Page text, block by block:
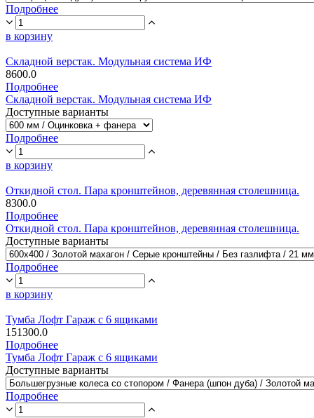
Подробнее
в корзину
Складной верстак. Модульная система ИФ
8600.0
Подробнее
Складной верстак. Модульная система ИФ
Доступные варианты
Подробнее
в корзину
Откидной стол. Пара кронштейнов, деревянная столешница.
8300.0
Подробнее
Откидной стол. Пара кронштейнов, деревянная столешница.
Доступные варианты
Подробнее
в корзину
Тумба Лофт Гараж с 6 ящиками
151300.0
Подробнее
Тумба Лофт Гараж с 6 ящиками
Доступные варианты
Подробнее